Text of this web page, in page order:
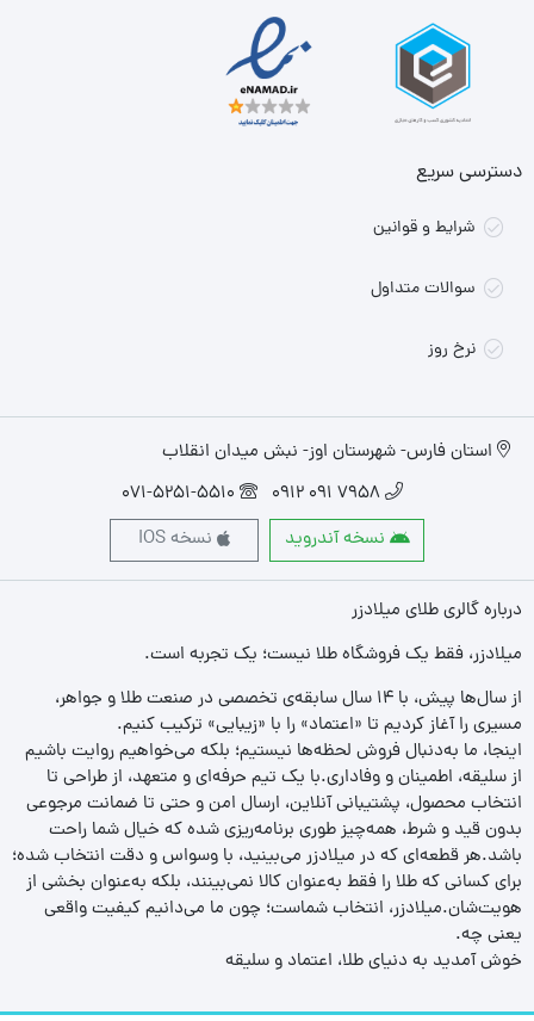
دسترسی سریع
شرایط و قوانین
سوالات متداول
نرخ روز
استان فارس- شهرستان اوز- نبش میدان انقلاب
7958 091 0912
071-5251-5510
نسخه آندروید
نسخه IOS
درباره گالری طلای میلادزر
میلادزر، فقط یک فروشگاه طلا نیست؛ یک تجربه‌ است.
از سال‌ها پیش، با ۱۴ سال سابقه‌ی تخصصی در صنعت طلا و جواهر،
مسیری را آغاز کردیم تا «اعتماد» را با «زیبایی» ترکیب کنیم.
اینجا، ما به‌دنبال فروش لحظه‌ها نیستیم؛ بلکه می‌خواهیم روایت باشیم
از سلیقه، اطمینان و وفاداری.با یک تیم حرفه‌ای و متعهد، از طراحی تا
انتخاب محصول، پشتیبانی آنلاین، ارسال امن و حتی تا ضمانت مرجوعی
بدون قید و شرط، همه‌چیز طوری برنامه‌ریزی شده که خیال شما راحت
باشد.هر قطعه‌ای که در میلادزر می‌بینید، با وسواس و دقت انتخاب شده؛
برای کسانی که طلا را فقط به‌عنوان کالا نمی‌بینند، بلکه به‌عنوان بخشی از
هویت‌شان.میلادزر، انتخاب شماست؛ چون ما می‌دانیم کیفیت واقعی
یعنی چه.
خوش آمدید به دنیای طلا، اعتماد و سلیقه